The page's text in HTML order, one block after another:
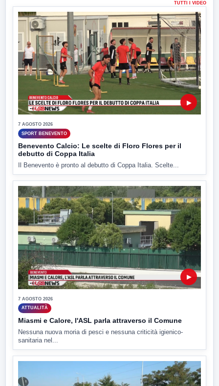
TUTTI I VIDEO
▶
7 AGOSTO 2026
SPORT BENEVENTO
Benevento Calcio: Le scelte di Floro Flores per il
debutto di Coppa Italia
Il Benevento è pronto al debutto di Coppa Italia. Scelte...
▶
7 AGOSTO 2026
ATTUALITÀ
Miasmi e Calore, l'ASL parla attraverso il Comune
Nessuna nuova moria di pesci e nessuna criticità igienico-
sanitaria nel...